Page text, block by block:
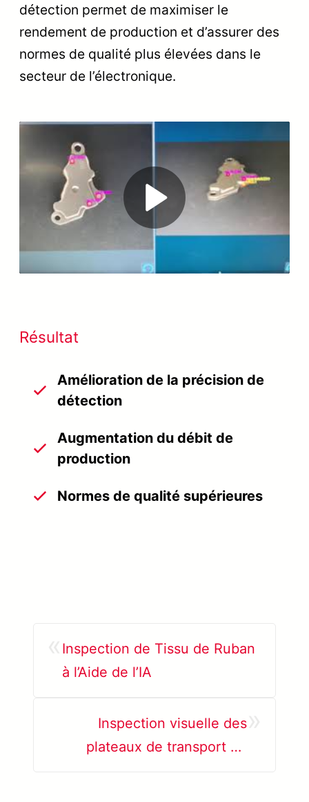
détection permet de maximiser le
rendement de production et d’assurer des
normes de qualité plus élevées dans le
secteur de l’électronique.
Play
Video
Résultat
Amélioration de la précision de
détection
Augmentation du débit de
production
Normes de qualité supérieures
Inspection de Tissu de Ruban
à l’Aide de l’IA
Inspection visuelle des
plateaux de transport de